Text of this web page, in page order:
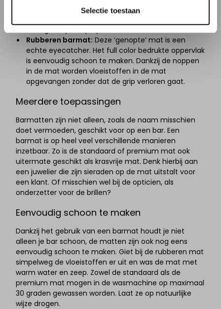
Selectie toestaan
vaak gebruikt als barmat in je lokale kroeg of bar.
Rubberen barmat: Deze ‘genopte’ mat is een
echte eyecatcher. Het full color bedrukte oppervlak
is eenvoudig schoon te maken. Dankzij de noppen
in de mat worden vloeistoffen in de mat
opgevangen zonder dat de grip verloren gaat.
Meerdere toepassingen
Barmatten zijn niet alleen, zoals de naam misschien
doet vermoeden, geschikt voor op een bar. Een
barmat is op heel veel verschillende manieren
inzetbaar. Zo is de standaard of premium mat ook
uitermate geschikt als krasvrije mat. Denk hierbij aan
een juwelier die zijn sieraden op de mat uitstalt voor
een klant. Of misschien wel bij de opticien, als
onderzetter voor de brillen?
Eenvoudig schoon te maken
Dankzij het gebruik van een barmat houdt je niet
alleen je bar schoon, de matten zijn ook nog eens
eenvoudig schoon te maken. Giet bij de rubberen mat
simpelweg de vloeistoffen er uit en was de mat met
warm water en zeep. Zowel de standaard als de
premium mat mogen in de wasmachine op maximaal
30 graden gewassen worden. Laat ze op natuurlijke
wijze drogen.